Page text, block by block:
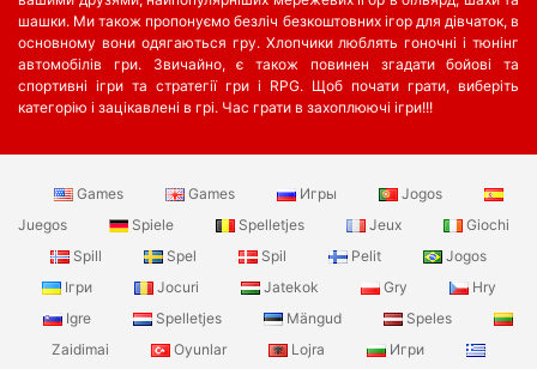
шашки. Ми також пропонуємо безліч безкоштовних ігор для дівчаток, в
основному вони одягаються гру. Хлопчики люблять гоночні і тюнінг
автомобілів гри. Звичайно, є також повинен згадати бойові та
спортивні ігри та стратегії гри і RPG. Щоб почати грати, виберіть
категорію і зацікавлені в грі. Час грати в захоплюючі ігри!!!
Games Games Игры
Jogos
Juegos
Spiele Spelletjes Jeux
Giochi
Spill
Spel Spil Pelit
Jogos
Ігри
Jocuri Jatekok Gry
Hry
Igre
Spelletjes Mängud
Speles
Zaidimai
Oyunlar Lojra
Игри